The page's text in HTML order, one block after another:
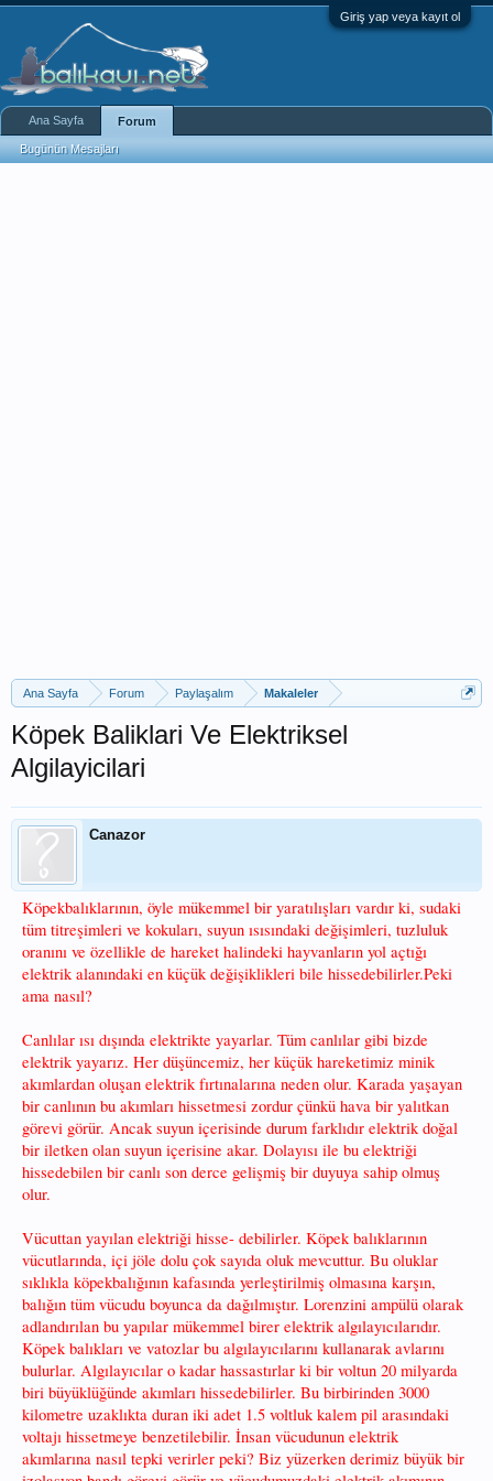
Giriş yap veya kayıt ol
Ana Sayfa Forum Paylaşalım Makaleler
Köpek Baliklari Ve Elektriksel
Algilayicilari
Canazor
Köpekbalıklarının, öyle mükemmel bir yaratılışları vardır ki, sudaki
tüm titreşimleri ve kokuları, suyun ısısındaki değişimleri, tuzluluk
oranını ve özellikle de hareket halindeki hayvanların yol açtığı
elektrik alanındaki en küçük değişiklikleri bile hissedebilirler.Peki
ama nasıl?
Canlılar ısı dışında elektrikte yayarlar. Tüm canlılar gibi bizde
elektrik yayarız. Her düşüncemiz, her küçük hareketimiz minik
akımlardan oluşan elektrik fırtınalarına neden olur. Karada yaşayan
bir canlının bu akımları hissetmesi zordur çünkü hava bir yalıtkan
görevi görür. Ancak suyun içerisinde durum farklıdır elektrik doğal
bir iletken olan suyun içerisine akar. Dolayısı ile bu elektriği
hissedebilen bir canlı son derce gelişmiş bir duyuya sahip olmuş
olur.
Vücuttan yayılan elektriği hisse- debilirler. Köpek balıklarının
vücutlarında, içi jöle dolu çok sayıda oluk mevcuttur. Bu oluklar
sıklıkla köpekbalığının kafasında yerleştirilmiş olmasına karşın,
balığın tüm vücudu boyunca da dağılmıştır. Lorenzini ampülü olarak
adlandırılan bu yapılar mükemmel birer elektrik algılayıcılarıdır.
Köpek balıkları ve vatozlar bu algılayıcılarını kullanarak avlarını
bulurlar. Algılayıcılar o kadar hassastırlar ki bir voltun 20 milyarda
biri büyüklüğünde akımları hissedebilirler. Bu birbirinden 3000
kilometre uzaklıkta duran iki adet 1.5 voltluk kalem pil arasındaki
voltajı hissetmeye benzetilebilir. İnsan vücudunun elektrik
akımlarına nasıl tepki verirler peki? Biz yüzerken derimiz büyük bir
Ana Sayfa Forum
Bugünün Mesajları